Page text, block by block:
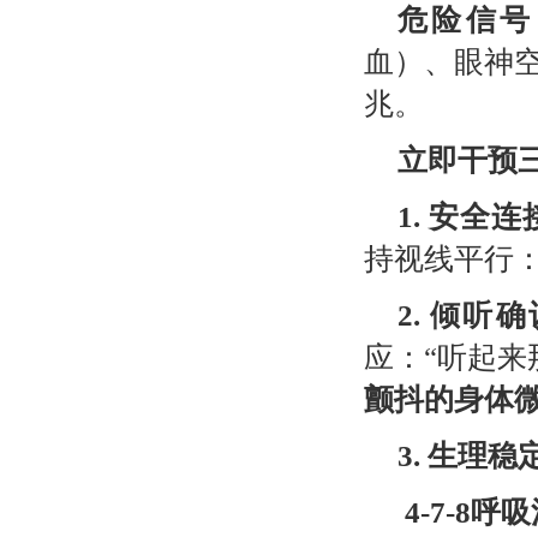
危险信
血）、眼神
兆。
立即干预
1. 安全连
持视线平行
2.倾听确
应：“听起
颤抖的身体
3. 生理稳
4-7-8呼